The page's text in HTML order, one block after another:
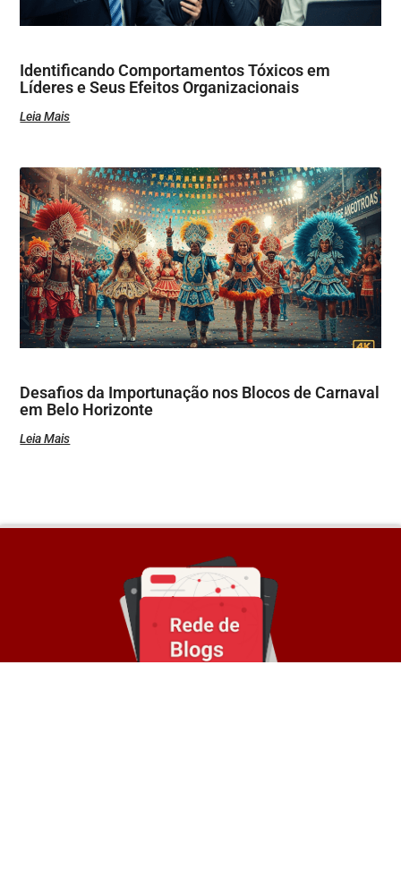
Identificando Comportamentos Tóxicos em
Líderes e Seus Efeitos Organizacionais
Leia Mais
Desafios da Importunação nos Blocos de Carnaval
em Belo Horizonte
Leia Mais